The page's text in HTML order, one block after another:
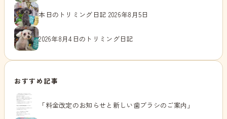
本日のトリミング日記 2026年8月5日
2026年8月4日のトリミング日記
おすすめ記事
「料金改定のお知らせと新しい歯ブラシのご案内」